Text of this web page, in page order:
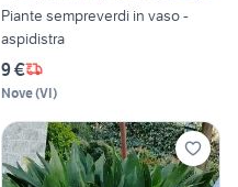
Piante sempreverdi in vaso -
aspidistra
9 €
Nove(VI)